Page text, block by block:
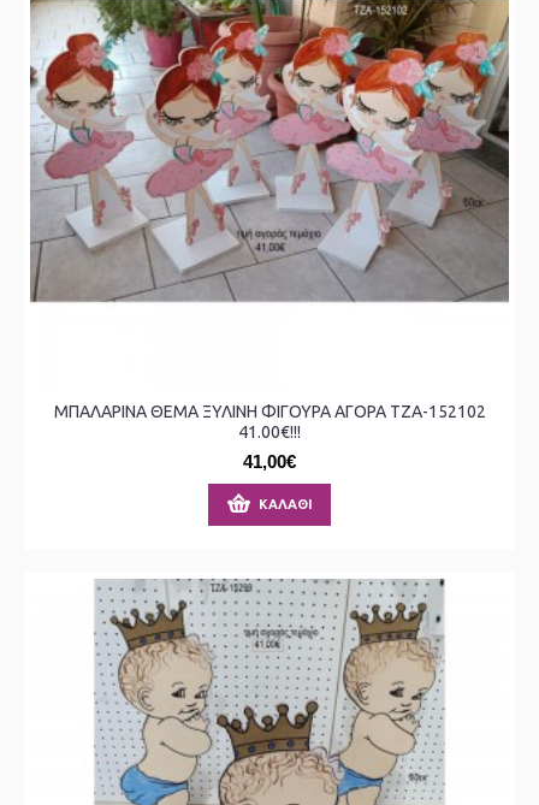
ΜΠΑΛΑΡΙΝΑ ΘΕΜΑ ΞΥΛΙΝΗ ΦΙΓΟΥΡΑ ΑΓΟΡΑ ΤΖΑ-152102
41.00€!!!
41,00€
ΚΑΛΆΘΙ